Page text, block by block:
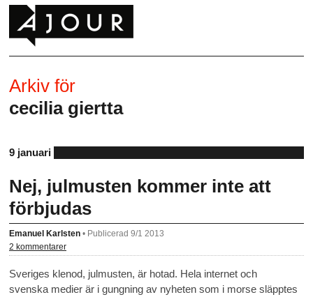
Arkiv för
cecilia giertta
9 januari
Nej, julmusten kommer inte att
förbjudas
Emanuel Karlsten • Publicerad 9/1 2013
2 kommentarer
Sveriges klenod, julmusten, är hotad. Hela internet och
svenska medier är i gungning av nyheten som i morse släpptes